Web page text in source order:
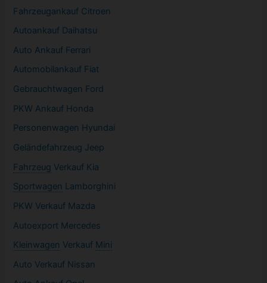
Fahrzeugankauf Citroen
Autoankauf Daihatsu
Auto Ankauf Ferrari
Automobilankauf Fiat
Gebrauchtwagen Ford
PKW Ankauf Honda
Personenwagen Hyundai
Geländefahrzeug Jeep
Fahrzeug Verkauf Kia
Sportwagen Lamborghini
PKW Verkauf Mazda
Autoexport Mercedes
Kleinwagen Verkauf Mini
Auto Verkauf Nissan